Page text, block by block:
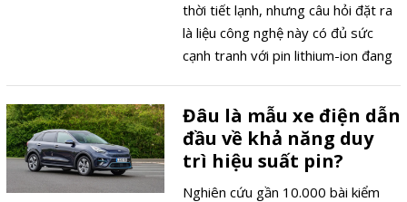
thời tiết lạnh, nhưng câu hỏi đặt ra
là liệu công nghệ này có đủ sức
cạnh tranh với pin lithium-ion đang
Đâu là mẫu xe điện dẫn
đầu về khả năng duy
trì hiệu suất pin?
Nghiên cứu gần 10.000 bài kiểm